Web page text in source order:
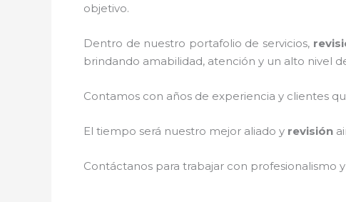
objetivo.
Dentro de nuestro portafolio de servicios,
brindando amabilidad, atención y un alto nivel
Contamos con años de experiencia y clientes
El tiempo será nuestro mejor aliado y revisión
Contáctanos para trabajar con profesionalismo